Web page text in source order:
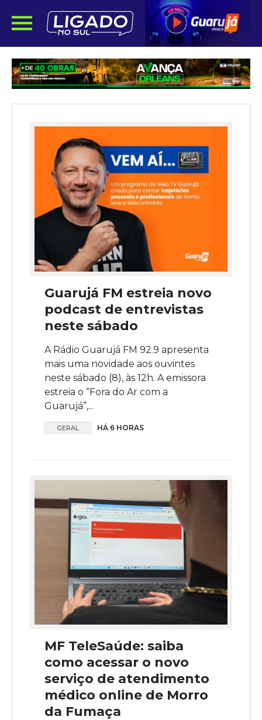
Guarujá FM estreia novo
podcast de entrevistas
neste sábado
A Rádio Guarujá FM 92.9 apresenta
mais uma novidade aos ouvintes
neste sábado (8), às 12h. A emissora
estreia o “Fora do Ar com a
Guarujá”,...
GERAL HÁ 6 HORAS
MF TeleSaúde: saiba
como acessar o novo
serviço de atendimento
médico online de Morro
da Fumaça